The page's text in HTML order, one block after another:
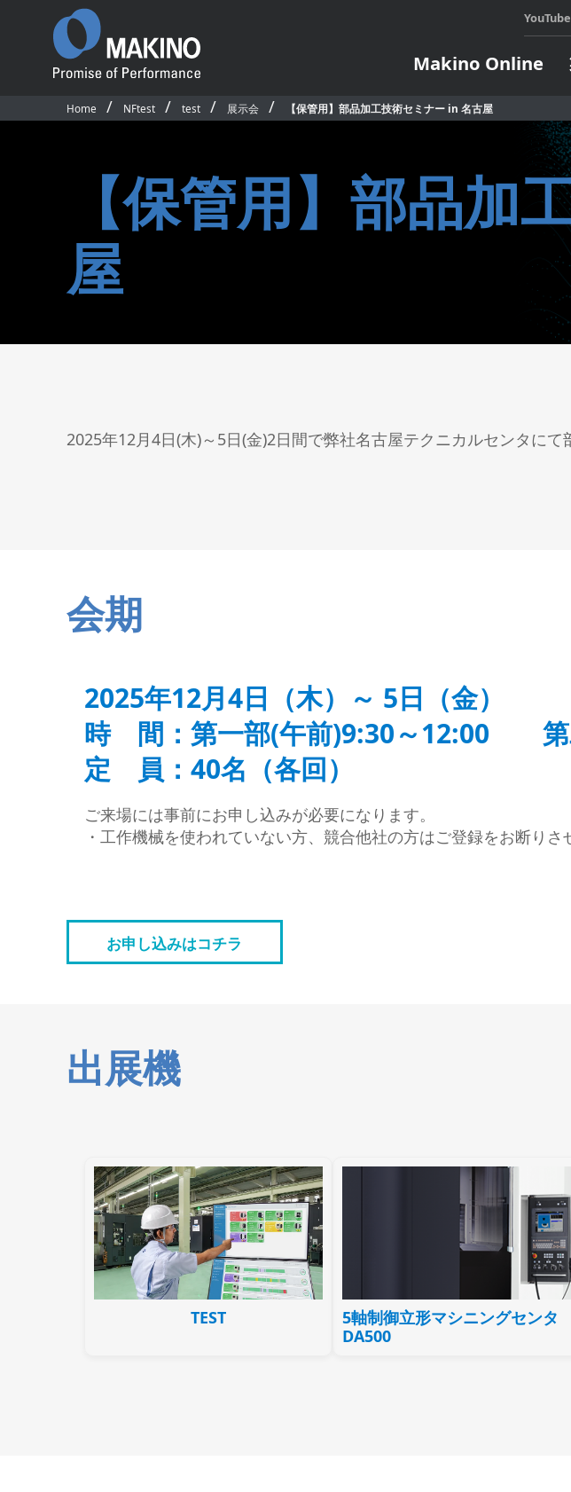
YouTube
Makino Online
プロダクト
製品一覧
横形マシニングセンタ
立形マシニングセンタ
NC放電加工機
ソフトウェア＆デジタル
アプリケーションソフトウェア
オートメー
インサー
製造支援
パレット
サブパレ
ロボット
ツール測定
展示会・セミナ
過去の展示会・セミナレポー
テクニカ
お申し込
定期開催
e
企業向け
Promise of
沿革
国内事業所・営業所
国内外関連会社
競争的研究費等の取扱い
Home NFtest test 展示会 【保管用】部品加工技術セミナー in 名古屋
【保管用】部品
屋
2025年12月4日(木)～5日(金)2日間で弊社名古屋テクニカルセンタにて
会期
2025年12月4日（木）～ 5日（金）
時 間：第一部(午前)9:30～12:00 第
定 員：40名（各回）
ご来場には事前にお申し込みが必要になります。
・工作機械を使われていない方、競合他社の方はご登録をお断り
お申し込みはコチラ
出展機
TEST
5軸制御立形マシニングセンタ
DA500